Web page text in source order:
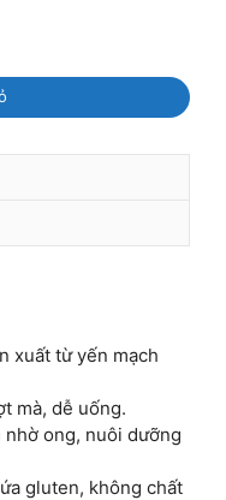
xuất từ yến mạch
mà, dễ uống.
ong, nuôi dưỡng
gluten, không chất